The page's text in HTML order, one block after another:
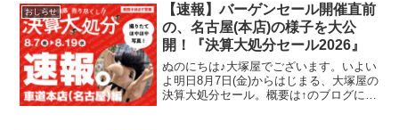
おしらせ
【速報】バーゲンセール開催直前
の、名古屋(本店)の様子を大公
開！『決算大処分セール2026』
ぬのにちは♪大塚屋でございます。いよい
よ明日8月7日(金)からはじまる、大塚屋の
決算大処分セール。概要は↑のブログにて